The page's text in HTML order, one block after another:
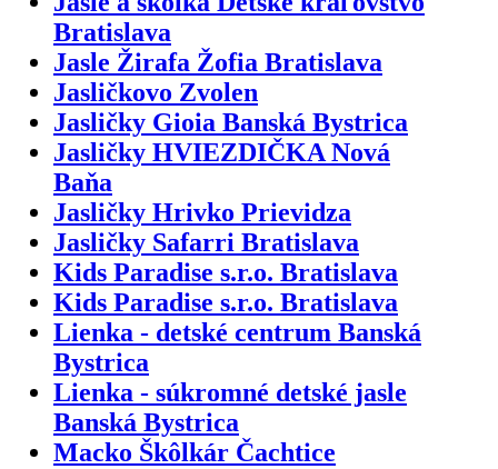
Bratislava
Jasle Žirafa Žofia Bratislava
Jasličkovo Zvolen
Jasličky Gioia Banská Bystrica
Jasličky HVIEZDIČKA Nová
Baňa
Jasličky Hrivko Prievidza
Jasličky Safarri Bratislava
Kids Paradise s.r.o. Bratislava
Kids Paradise s.r.o. Bratislava
Lienka - detské centrum Banská
Bystrica
Lienka - súkromné detské jasle
Banská Bystrica
Macko Škôlkár Čachtice